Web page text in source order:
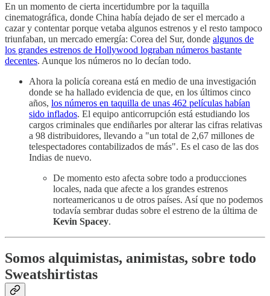
En un momento de cierta incertidumbre por la taquilla
cinematográfica, donde China había dejado de ser el mercado a
cazar y contentar porque vetaba algunos estrenos y el resto tampoco
triunfaban, un mercado emergía: Corea del Sur, donde algunos de
los grandes estrenos de Hollywood lograban números bastante
decentes. Aunque los números no lo decían todo.
Ahora la policía coreana está en medio de una investigación
donde se ha hallado evidencia de que, en los últimos cinco
años, los números en taquilla de unas 462 películas habían
sido inflados. El equipo anticorrupción está estudiando los
cargos criminales que endiñarles por alterar las cifras relativas
a 98 distribuidores, llevando a "un total de 2,67 millones de
telespectadores contabilizados de más". Es el caso de las dos
Indias de nuevo.
De momento esto afecta sobre todo a producciones
locales, nada que afecte a los grandes estrenos
norteamericanos u de otros países. Así que no podemos
todavía sembrar dudas sobre el estreno de la última de
Kevin Spacey.
Somos alquimistas, animistas, sobre todo
Sweatshirtistas